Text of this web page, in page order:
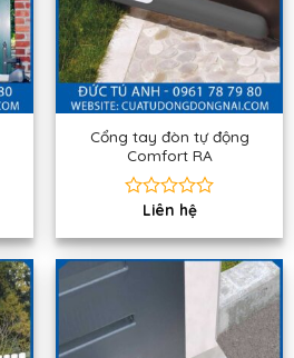
Cổng tay đòn tự động
Comfort RA
Được
hạng
0
Liên hệ